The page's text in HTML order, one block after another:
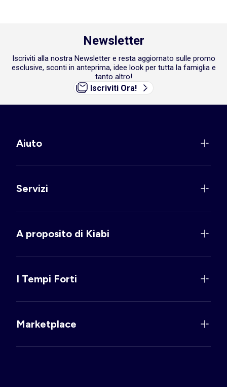
Newsletter
Iscriviti alla nostra Newsletter e resta aggiornato sulle promo
esclusive, sconti in anteprima, idee look per tutta la famiglia e
tanto altro!
Iscriviti Ora!
Aiuto
Servizi
A proposito di Kiabi
I Tempi Forti
Marketplace